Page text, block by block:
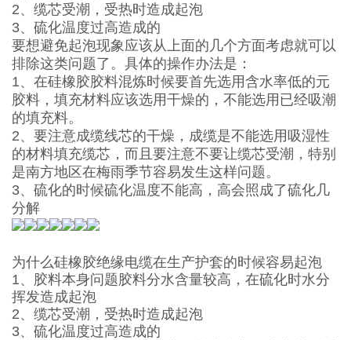
2、缆芯受潮，受热时造成起泡
3、硫化温度过高造成的
要想避免起泡现象应该从上面的几个方面考虑就可以
排除这类问题了。具体的操作办法是：
1、在硅橡胶胶料混炼时候要首先选用含水率低的元
胶料，填充材料应该选用干燥的，不能选用已经吸潮
的填充料。
2、要注意成缆线芯的干燥，成缆是不能选用吸湿性
的材料填充缆芯，而且要注意不要让缆芯受潮，特别
是南方地区在梅雨季节容易发生这样问题。
3、硫化的时候硫化温度不能高，高会照成了硫化几
分解
为什么硅橡胶绝缘电缆在生产护套的时候容易起泡
1、胶料本身问题胶料分水含量较高，在硫化时水分
挥发造成起泡
2、缆芯受潮，受热时造成起泡
3、硫化温度过高造成的